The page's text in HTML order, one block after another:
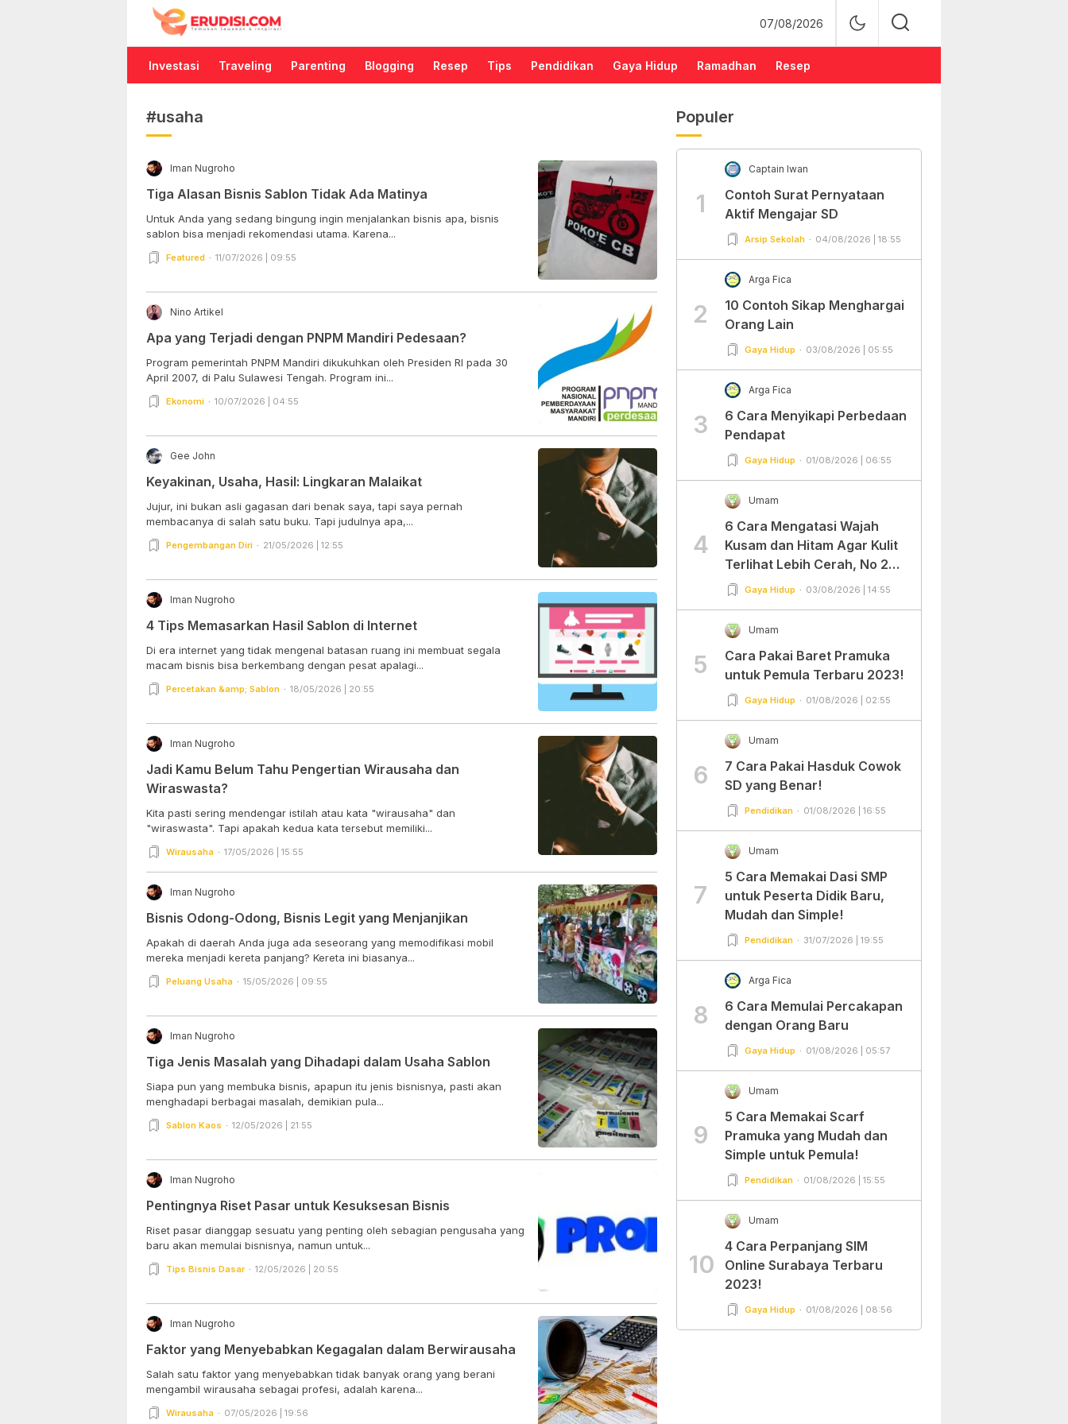
Erudisi
Temukan Jawaban dan Inspirasi
07/08/2026
Investasi Traveling Parenting Blogging Resep Tips Pendidikan Gaya Hidup Ramadhan Resep
#usaha
Iman Nugroho
Tiga Alasan Bisnis Sablon Tidak Ada Matinya
Untuk Anda yang sedang bingung ingin menjalankan bisnis apa, bisnis
sablon bisa menjadi rekomendasi utama. Karena...
Featured 11/07/2026 | 09:55
Nino Artikel
Apa yang Terjadi dengan PNPM Mandiri Pedesaan?
Program pemerintah PNPM Mandiri dikukuhkan oleh Presiden RI pada 30
April 2007, di Palu Sulawesi Tengah. Program ini...
Ekonomi 10/07/2026 | 04:55
Gee John
Keyakinan, Usaha, Hasil: Lingkaran Malaikat
Jujur, ini bukan asli gagasan dari benak saya, tapi saya pernah
membacanya di salah satu buku. Tapi judulnya apa,...
Pengembangan Diri 21/05/2026 | 12:55
Iman Nugroho
4 Tips Memasarkan Hasil Sablon di Internet
Di era internet yang tidak mengenal batasan ruang ini membuat segala
macam bisnis bisa berkembang dengan pesat apalagi...
Percetakan &amp; Sablon 18/05/2026 | 20:55
Iman Nugroho
Jadi Kamu Belum Tahu Pengertian Wirausaha dan
Wiraswasta?
Kita pasti sering mendengar istilah atau kata "wirausaha" dan
"wiraswasta". Tapi apakah kedua kata tersebut memiliki...
Wirausaha 17/05/2026 | 15:55
Iman Nugroho
Bisnis Odong-Odong, Bisnis Legit yang Menjanjikan
Apakah di daerah Anda juga ada seseorang yang memodifikasi mobil
mereka menjadi kereta panjang? Kereta ini biasanya...
Peluang Usaha 15/05/2026 | 09:55
Iman Nugroho
Tiga Jenis Masalah yang Dihadapi dalam Usaha Sablon
Siapa pun yang membuka bisnis, apapun itu jenis bisnisnya, pasti akan
menghadapi berbagai masalah, demikian pula...
Sablon Kaos 12/05/2026 | 21:55
Iman Nugroho
Pentingnya Riset Pasar untuk Kesuksesan Bisnis
Riset pasar dianggap sesuatu yang penting oleh sebagian pengusaha yang
baru akan memulai bisnisnya, namun untuk...
Tips Bisnis Dasar 12/05/2026 | 20:55
Iman Nugroho
Faktor yang Menyebabkan Kegagalan dalam Berwirausaha
Salah satu faktor yang menyebabkan tidak banyak orang yang berani
mengambil wirausaha sebagai profesi, adalah karena...
Wirausaha 07/05/2026 | 19:56
Populer
1
Captain Iwan
Contoh Surat Pernyataan
Aktif Mengajar SD
Arsip Sekolah 04/08/2026 | 18:55
2
Arga Fica
10 Contoh Sikap Menghargai
Orang Lain
Gaya Hidup 03/08/2026 | 05:55
3
Arga Fica
6 Cara Menyikapi Perbedaan
Pendapat
Gaya Hidup 01/08/2026 | 06:55
4
Umam
6 Cara Mengatasi Wajah
Kusam dan Hitam Agar Kulit
Terlihat Lebih Cerah, No 2
Gampang Banget dan Mudah
Gaya Hidup 03/08/2026 | 14:55
5
Umam
Cara Pakai Baret Pramuka
untuk Pemula Terbaru 2023!
Gaya Hidup 01/08/2026 | 02:55
6
Umam
7 Cara Pakai Hasduk Cowok
SD yang Benar!
Pendidikan 01/08/2026 | 16:55
7
Umam
5 Cara Memakai Dasi SMP
untuk Peserta Didik Baru,
Mudah dan Simple!
Pendidikan 31/07/2026 | 19:55
8
Arga Fica
6 Cara Memulai Percakapan
dengan Orang Baru
Gaya Hidup 01/08/2026 | 05:57
9
Umam
5 Cara Memakai Scarf
Pramuka yang Mudah dan
Simple untuk Pemula!
Pendidikan 01/08/2026 | 15:55
10
Umam
4 Cara Perpanjang SIM
Online Surabaya Terbaru
2023!
Gaya Hidup 01/08/2026 | 08:56